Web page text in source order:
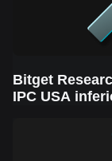
Bitget
IPC USA
settimana, in